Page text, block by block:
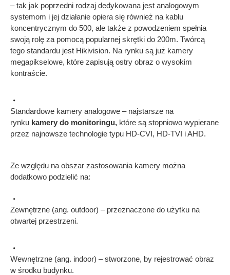
– tak jak poprzedni rodzaj dedykowana jest analogowym
systemom i jej działanie opiera się również na kablu
koncentrycznym do 500, ale także z powodzeniem spełnia
swoją rolę za pomocą popularnej skrętki do 200m. Twórcą
tego standardu jest Hikivision. Na rynku są już kamery
megapikselowe, które zapisują ostry obraz o wysokim
kontraście.
Standardowe kamery analogowe – najstarsze na
rynku kamery do monitoringu, które są stopniowo wypierane
przez najnowsze technologie typu HD-CVI, HD-TVI i AHD.
Ze względu na obszar zastosowania kamery można
dodatkowo podzielić na:
Zewnętrzne (ang. outdoor) – przeznaczone do użytku na
otwartej przestrzeni.
Wewnętrzne (ang. indoor) – stworzone, by rejestrować obraz
w środku budynku.